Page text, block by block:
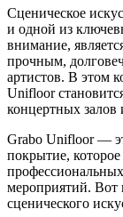
Сценическое
и одной из
внимание,
прочным,
артистов. В этом
Unifloor
концертных залов
Grabo Unifloor —
покрытие,
мероприятий. Вот
сценического